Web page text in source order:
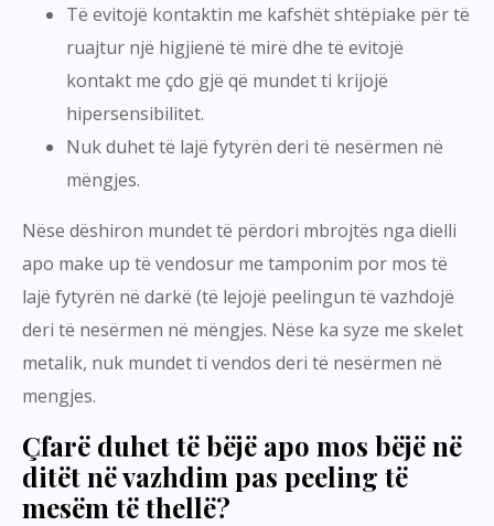
Të evitojë kontaktin me kafshët shtëpiake për të
ruajtur një higjienë të mirë dhe të evitojë
kontakt me çdo gjë që mundet ti krijojë
hipersensibilitet.
Nuk duhet të lajë fytyrën deri të nesërmen në
mëngjes.
Nëse dëshiron mundet të përdori mbrojtës nga dielli
apo make up të vendosur me tamponim por mos të
lajë fytyrën në darkë (të lejojë peelingun të vazhdojë
deri të nesërmen në mëngjes. Nëse ka syze me skelet
metalik, nuk mundet ti vendos deri të nesërmen në
mengjes.
Çfarë duhet të bëjë apo mos bëjë në
ditët në vazhdim pas peeling të
mesëm të thellë?